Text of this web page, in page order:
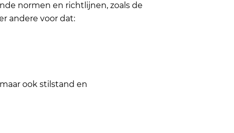
normen en richtlijnen, zoals de
andere voor dat:
ook stilstand en